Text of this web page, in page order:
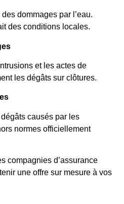
dommages par l’eau.
des conditions locales.
et les actes de
les dégâts sur clôtures.
causés par les
normes officiellement
compagnies d’assurance
une offre sur mesure à vos